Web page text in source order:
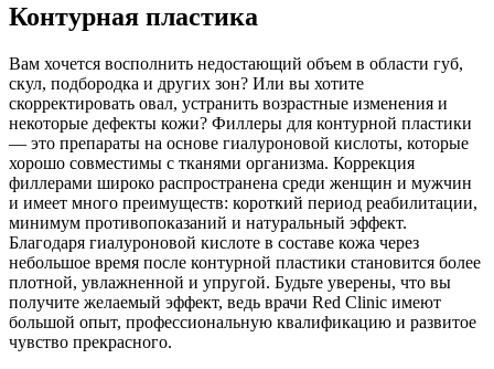
Контурная пластика
Вам хочется восполнить недостающий объем в области губ,
скул, подбородка и других зон? Или вы хотите
скорректировать овал, устранить возрастные изменения и
некоторые дефекты кожи? Филлеры для контурной пластики
— это препараты на основе гиалуроновой кислоты, которые
хорошо совместимы с тканями организма. Коррекция
филлерами широко распространена среди женщин и мужчин
и имеет много преимуществ: короткий период реабилитации,
минимум противопоказаний и натуральный эффект.
Благодаря гиалуроновой кислоте в составе кожа через
небольшое время после контурной пластики становится более
плотной, увлажненной и упругой. Будьте уверены, что вы
получите желаемый эффект, ведь врачи Red Clinic имеют
большой опыт, профессиональную квалификацию и развитое
чувство прекрасного.